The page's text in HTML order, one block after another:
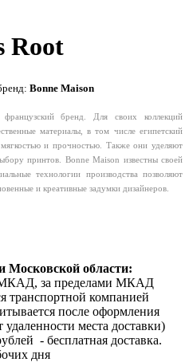
Root
Bonne Maison
бренд. Для своих коллекций
материалы, в том числе египетский
и прочностью. Также они уделяют
принтов. Bonne Maison известны своей
технологии производства позволяют
и креативные задумки дизайнеров.
Московской области:
МКАД, за пределами МКАД
транспортной компанией
после оформления
удаленности места доставки)
- бесплатная доставка.
дня